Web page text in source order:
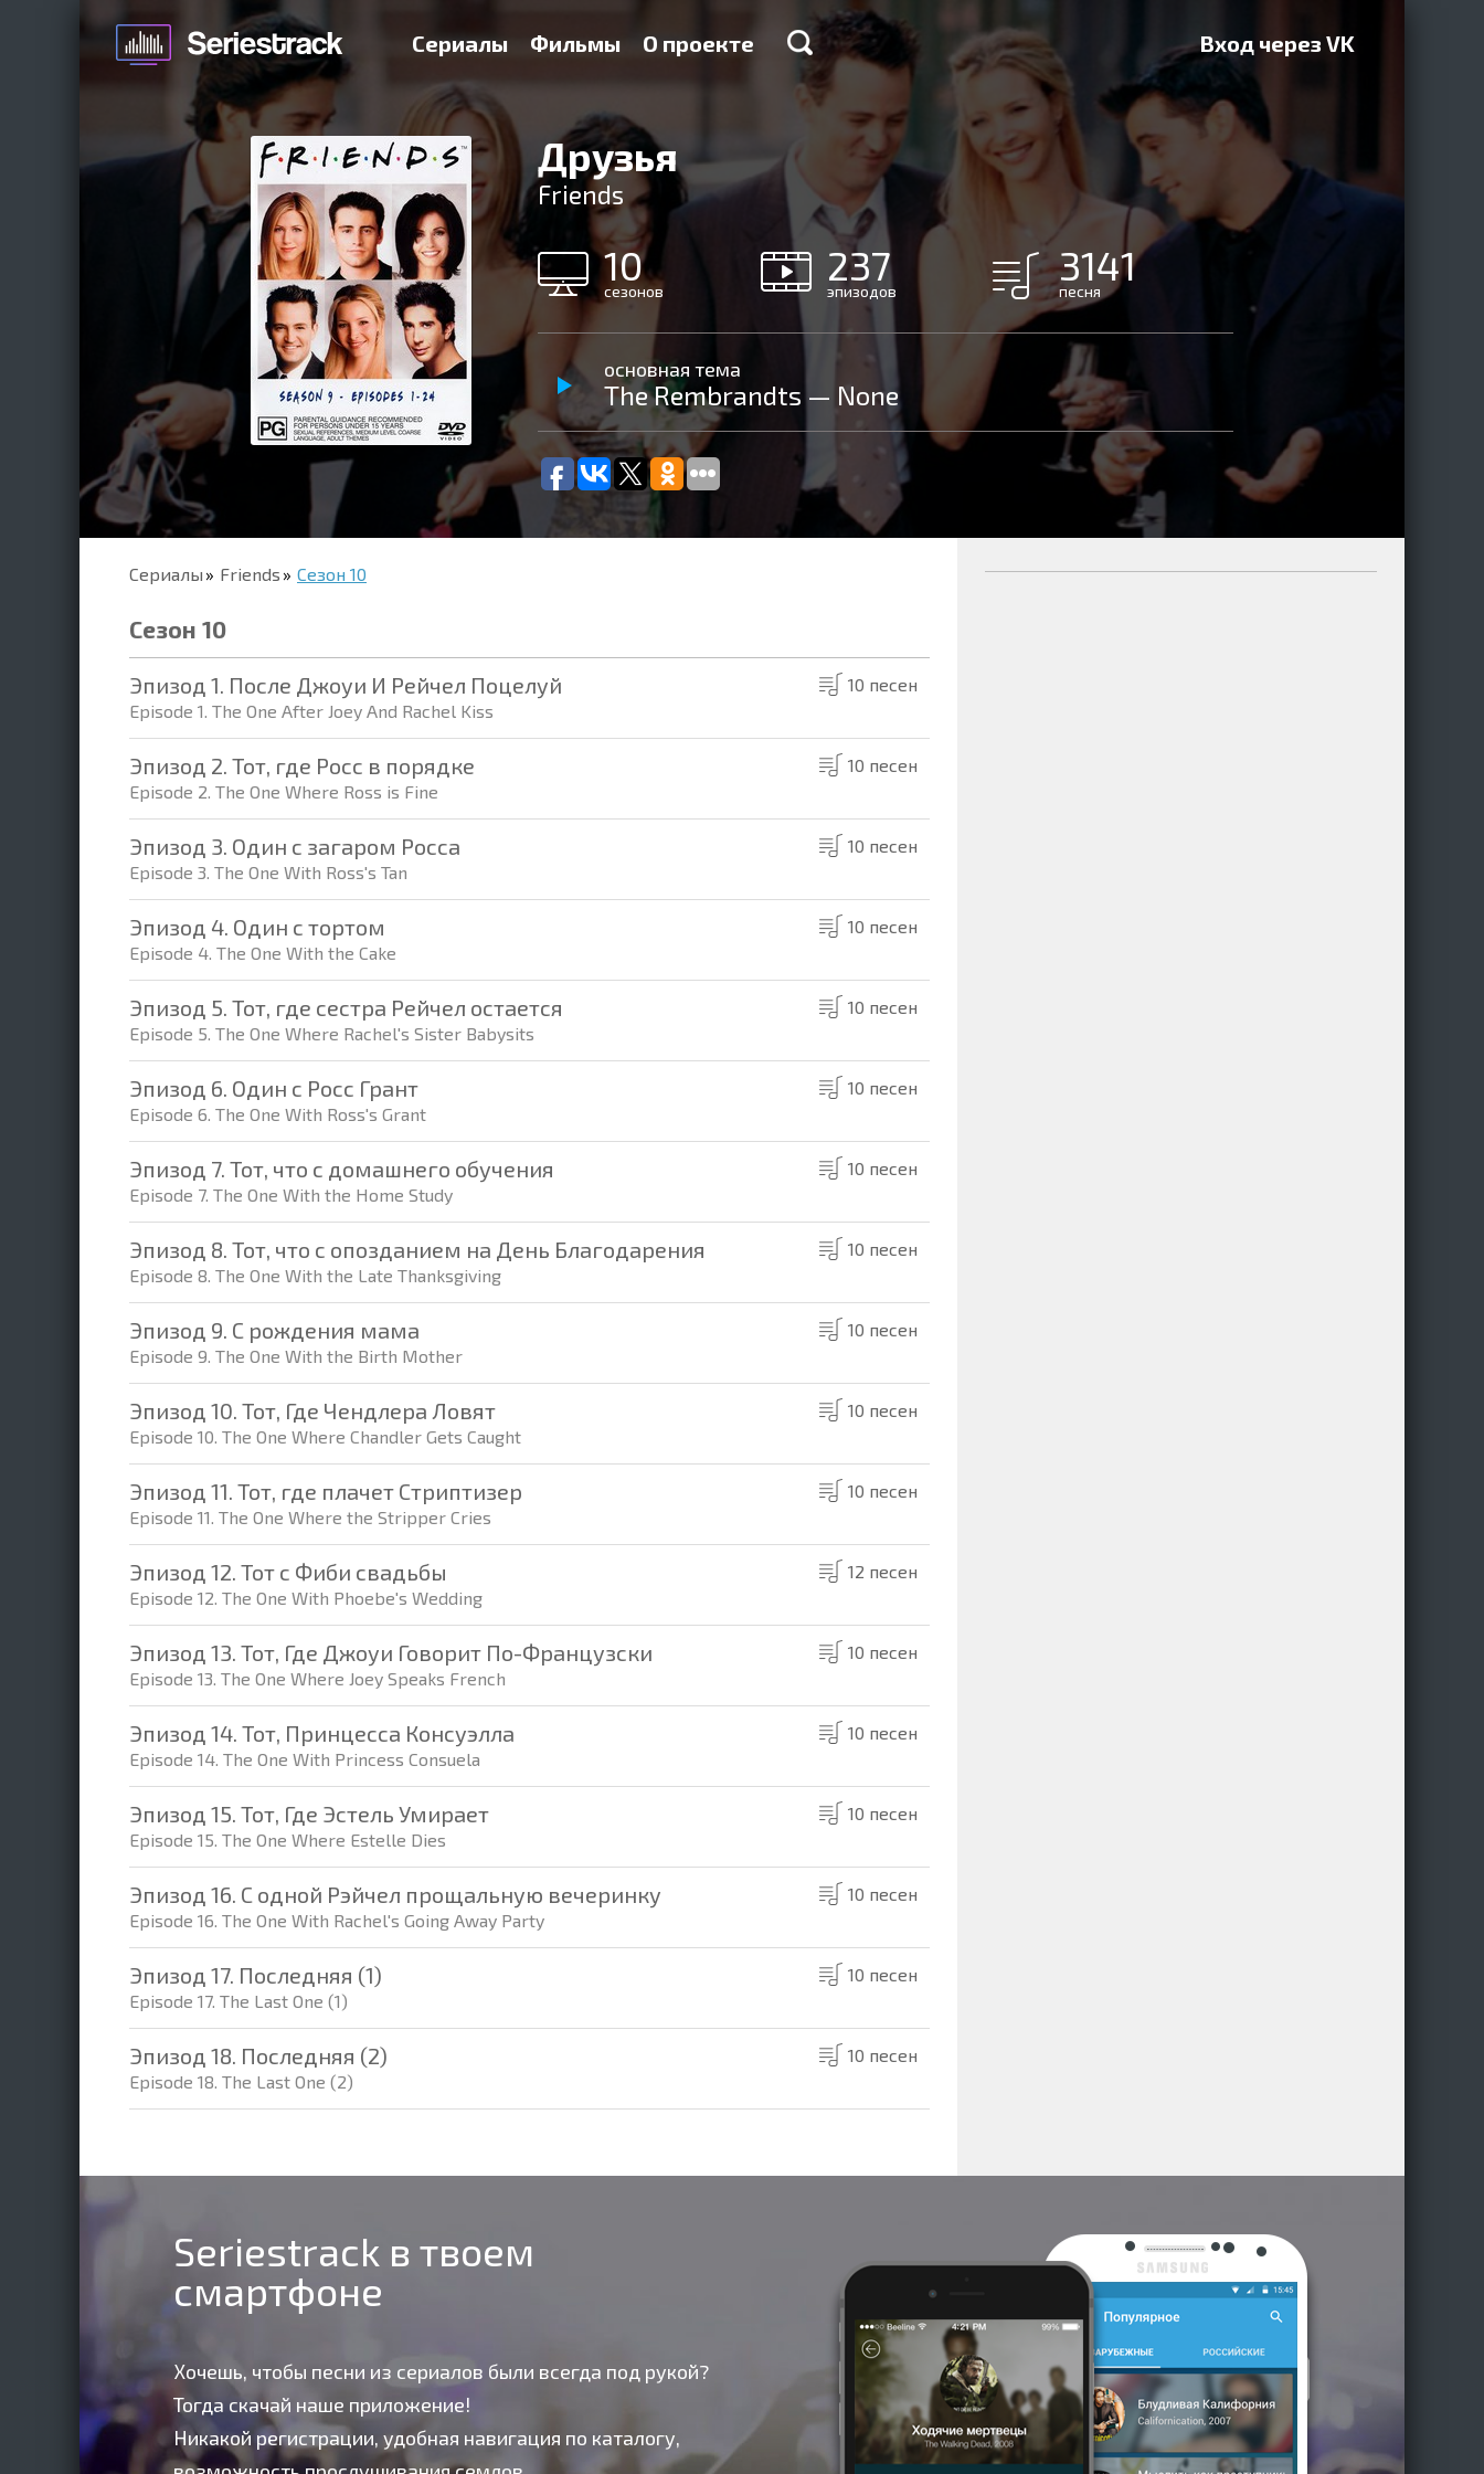
Сериалы Фильмы О проекте Вход через VK
Друзья
Friends
10
сезонов
237
эпизодов
3141
песня
основная тема
The Rembrandts — None
Сериалы Friends Сезон 10
Сезон 10
Эпизод 1. После Джоуи И Рейчел Поцелуй
Episode 1. The One After Joey And Rachel Kiss
10 песен
Эпизод 2. Тот, где Росс в порядке
Episode 2. The One Where Ross is Fine
10 песен
Эпизод 3. Один с загаром Росса
Episode 3. The One With Ross's Tan
10 песен
Эпизод 4. Один с тортом
Episode 4. The One With the Cake
10 песен
Эпизод 5. Тот, где сестра Рейчел остается
Episode 5. The One Where Rachel's Sister Babysits
10 песен
Эпизод 6. Один с Росс Грант
Episode 6. The One With Ross's Grant
10 песен
Эпизод 7. Тот, что с домашнего обучения
Episode 7. The One With the Home Study
10 песен
Эпизод 8. Тот, что с опозданием на День Благодарения
Episode 8. The One With the Late Thanksgiving
10 песен
Эпизод 9. С рождения мама
Episode 9. The One With the Birth Mother
10 песен
Эпизод 10. Тот, Где Чендлера Ловят
Episode 10. The One Where Chandler Gets Caught
10 песен
Эпизод 11. Тот, где плачет Стриптизер
Episode 11. The One Where the Stripper Cries
10 песен
Эпизод 12. Тот с Фиби свадьбы
Episode 12. The One With Phoebe's Wedding
12 песен
Эпизод 13. Тот, Где Джоуи Говорит По-Французски
Episode 13. The One Where Joey Speaks French
10 песен
Эпизод 14. Тот, Принцесса Консуэлла
Episode 14. The One With Princess Consuela
10 песен
Эпизод 15. Тот, Где Эстель Умирает
Episode 15. The One Where Estelle Dies
10 песен
Эпизод 16. С одной Рэйчел прощальную вечеринку
Episode 16. The One With Rachel's Going Away Party
10 песен
Эпизод 17. Последняя (1)
Episode 17. The Last One (1)
10 песен
Эпизод 18. Последняя (2)
Episode 18. The Last One (2)
10 песен
Seriestrack в твоем
смартфоне
Хочешь, чтобы песни из сериалов были всегда под рукой?
Тогда скачай наше приложение!
Никакой регистрации, удобная навигация по каталогу,